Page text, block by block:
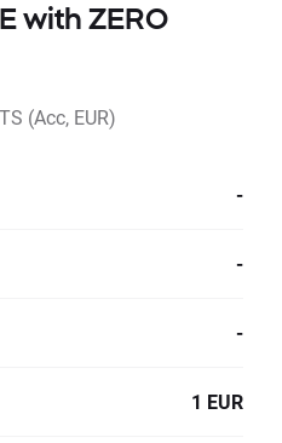
with ZERO
(Acc, EUR)
-
-
-
1 EUR